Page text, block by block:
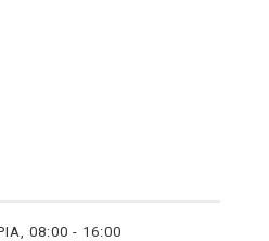
08:00 - 16:00